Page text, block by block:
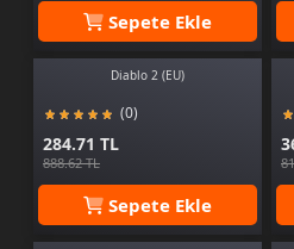
Sepete Ekle
Diablo 2 (EU)
(0)
284.71 TL
888.62 TL
Sepete Ekle